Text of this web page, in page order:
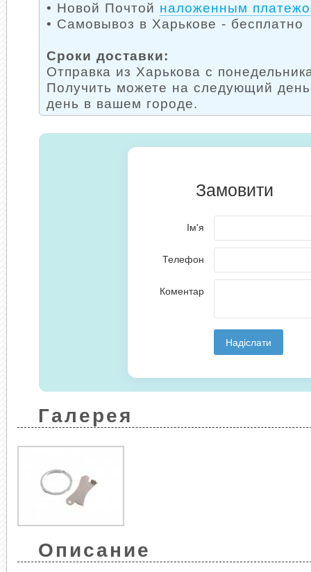
• Новой Почтой наложенным
• Самовывоз в Харькове - бесплатно
Сроки доставки:
Отправка из Харькова с
Получить можете на следующий
день в вашем городе.
Галерея
Описание